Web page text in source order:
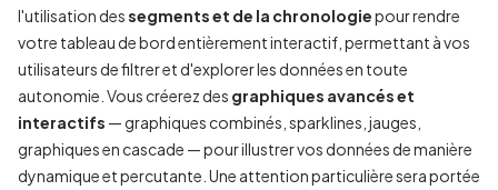
l'utilisation dessegments et de la chronologiepour rendre
votre tableau de bord entièrement interactif, permettant à vos
utilisateurs de filtrer et d'explorer les données en toute
autonomie. Vous créerez des graphiques avancés et
interactifs — graphiques combinés, sparklines, jauges,
graphiques en cascade — pour illustrer vos données de manière
dynamique et percutante. Une attention particulière sera portée